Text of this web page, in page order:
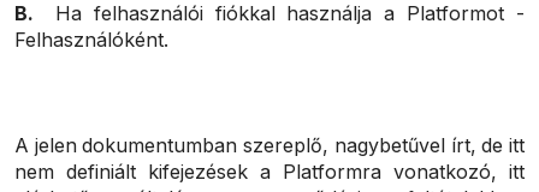
B. Ha felhasználói fiókkal használja a Platformot -
Felhasználóként.
A jelen dokumentumban szereplő, nagybetűvel írt, de itt
nem definiált kifejezések a Platformra vonatkozó, itt